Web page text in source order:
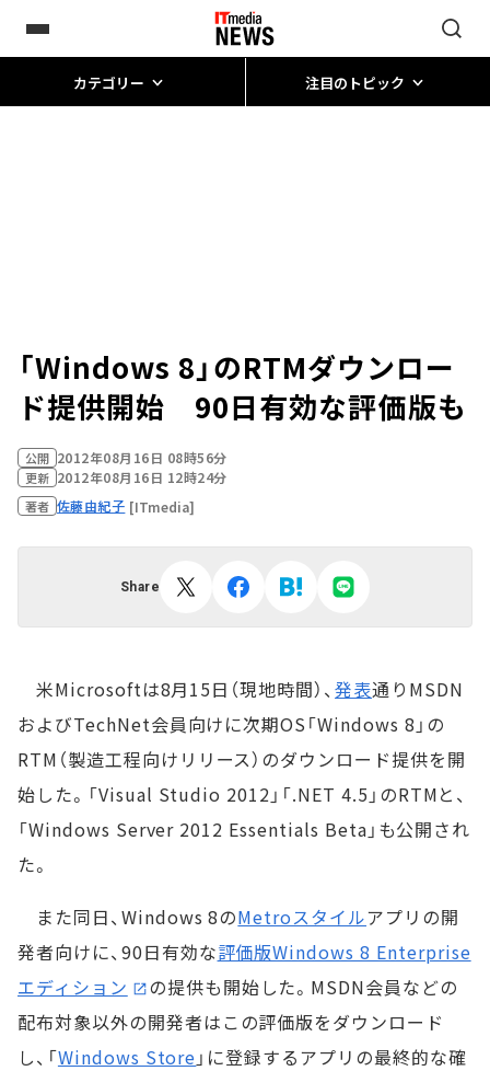
カテゴリー 注目のトピック
「Windows 8」のRTMダウンロー
ド提供開始 90日有効な評価版も
公開 2012年08月16日 08時56分
更新 2012年08月16日 12時24分
著者 佐藤由紀子 [ITmedia]
Share
米Microsoftは8月15日（現地時間）、発表通りMSDN
およびTechNet会員向けに次期OS「Windows 8」の
RTM（製造工程向けリリース）のダウンロード提供を開
始した。「Visual Studio 2012」「.NET 4.5」のRTMと、
「Windows Server 2012 Essentials Beta」も公開され
た。
また同日、Windows 8のMetroスタイルアプリの開
発者向けに、90日有効な評価版Windows 8 Enterprise
エディション
の提供も開始した。MSDN会員などの
配布対象以外の開発者はこの評価版をダウンロード
し、「Windows Store 」に登録するアプリの最終的な確